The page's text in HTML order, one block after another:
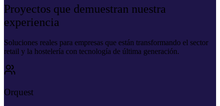
Proyectos que demuestran nuestra
experiencia
Soluciones reales para empresas que están transformando el sector
retail y la hostelería con tecnología de última generación.
Orquest